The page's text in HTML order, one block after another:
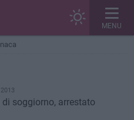
MENU
soggiorno, arrestato